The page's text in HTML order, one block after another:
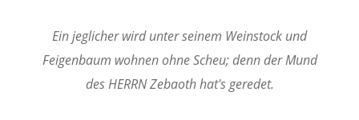
Ein jeglicher wird unter seinem Weinstock und
Feigenbaum wohnen ohne Scheu; denn der Mund
des HERRN Zebaoth hat's geredet.